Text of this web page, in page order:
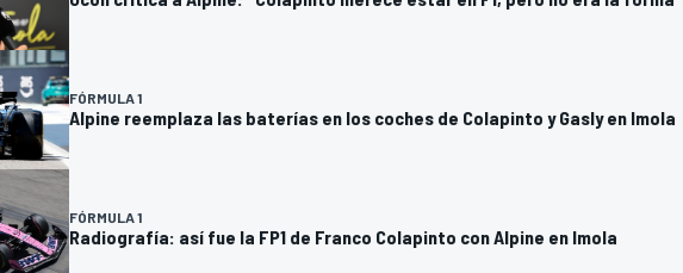
FÓRMULA 1
Alpine reemplaza las baterías en los coches de Colapinto y Gasly en Imola
FÓRMULA 1
Radiografía: así fue la FP1 de Franco Colapinto con Alpine en Imola